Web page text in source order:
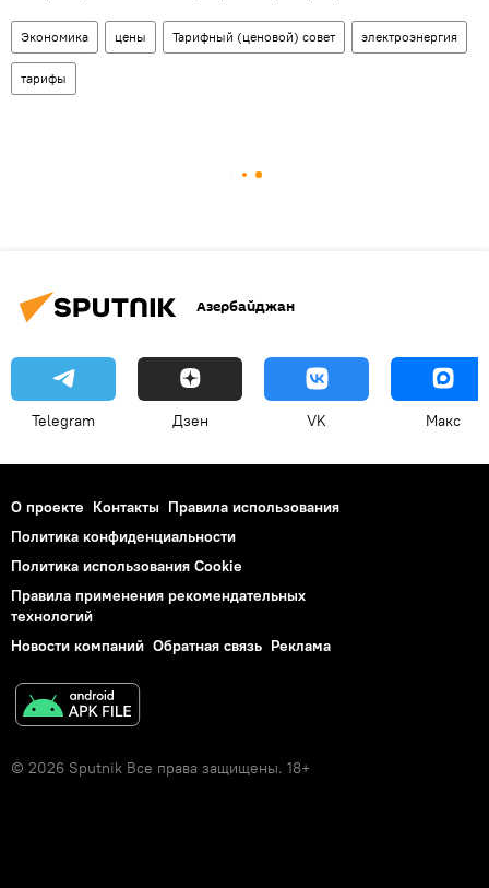
Экономика цены Тарифный (ценовой) совет электроэнергия
тарифы
Азербайджан
Telegram Дзен VK Макс
О проекте Контакты Правила использования
Политика конфиденциальности
Политика использования Cookie
Правила применения рекомендательных
технологий
Новости компаний Обратная связь Реклама
© 2026 Sputnik Все права защищены. 18+